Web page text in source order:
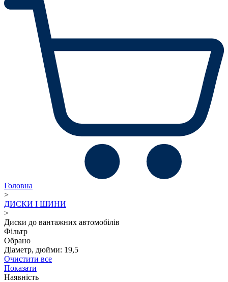
Головна
>
ДИСКИ І ШИНИ
>
Диски до вантажних автомобілів
Фільтр
Обрано
Діаметр, дюйми: 19,5
Очистити все
Показати
Наявність